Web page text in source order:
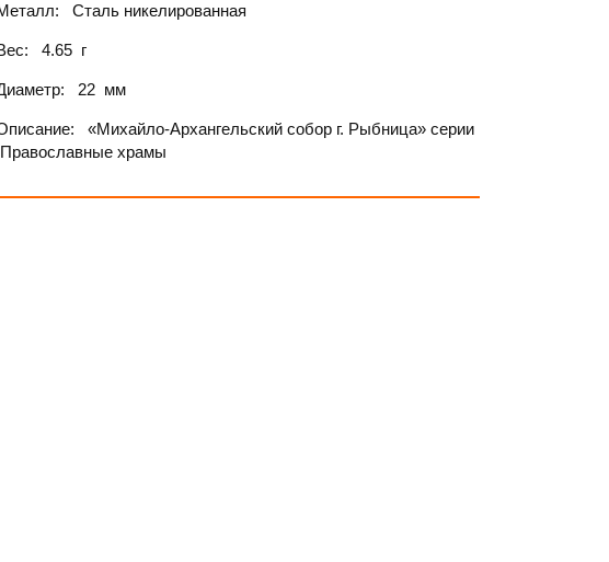
Сталь никелированная
4.65 г
22 мм
«Михайло-Архангельский собор г. Рыбница» серии
Православные храмы